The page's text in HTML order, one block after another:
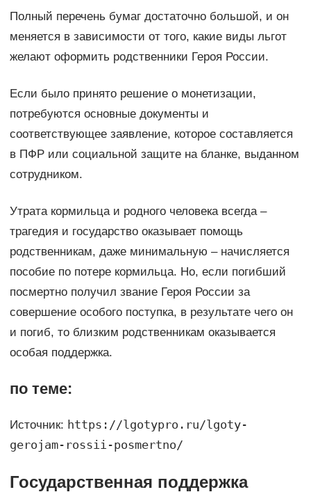
Полный перечень бумаг достаточно большой, и он
меняется в зависимости от того, какие виды льгот
желают оформить родственники Героя России.
Если было принято решение о монетизации,
потребуются основные документы и
соответствующее заявление, которое составляется
в ПФР или социальной защите на бланке, выданном
сотрудником.
Утрата кормильца и родного человека всегда –
трагедия и государство оказывает помощь
родственникам, даже минимальную – начисляется
пособие по потере кормильца. Но, если погибший
посмертно получил звание Героя России за
совершение особого поступка, в результате чего он
и погиб, то близким родственникам оказывается
особая поддержка.
по теме:
Источник: https://lgotypro.ru/lgoty-
gerojam-rossii-posmertno/
Государственная поддержка